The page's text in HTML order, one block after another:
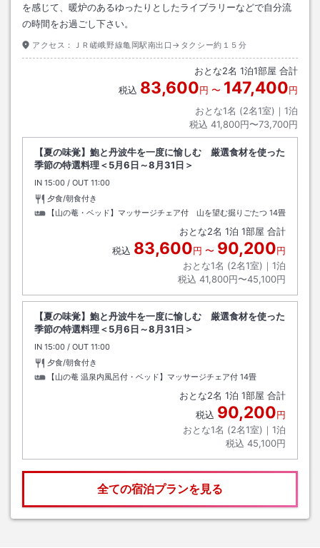
を感じて、暖炉のあるゆったりとしたライブラリーなどで自分流
の時間をお過ごし下さい。
アクセス： ＪＲ嵯峨野線亀岡駅南出口→タクシー約１５分
おとな2名 1泊1部屋 合計
税込 83,600円 〜 147,400円
おとな1名 (2名1室)｜ 1泊
税込 41,800円〜73,700円
【夏の味覚】鮑と丹波牛を一度に愉しむ 厳選食材を使った
季節の特選料理＜5月6日～8月31日＞
IN チェックイン
15:00 / OUT チェックアウト
11:00
夕食/朝食付き
【山の菴・ベッド】マッサージチェア付 山を望む掘りごたつ 14畳
おとな2名 1泊 1部屋 合計
税込 83,600円 〜 90,200円
おとな1名 (2名1室)｜ 1泊
税込 41,800円〜45,100円
【夏の味覚】鮑と丹波牛を一度に愉しむ 厳選食材を使った
季節の特選料理＜5月6日～8月31日＞
IN チェックイン
15:00 / OUT チェックアウト
11:00
夕食/朝食付き
【山の菴 温泉内風呂付・ベッド】マッサージチェア付 14畳
おとな2名 1泊 1部屋 合計
税込 90,200円
おとな1名 (2名1室)｜ 1泊
税込 45,100円
全ての宿泊プランを見る